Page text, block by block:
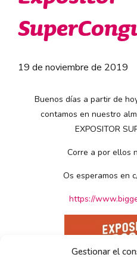
Gestionar el
19 de noviembre de 2019
Buenos días a partir de
contamos en nuestro
EXPOSITOR
Corre a por ellos
Os esperamos en
https://